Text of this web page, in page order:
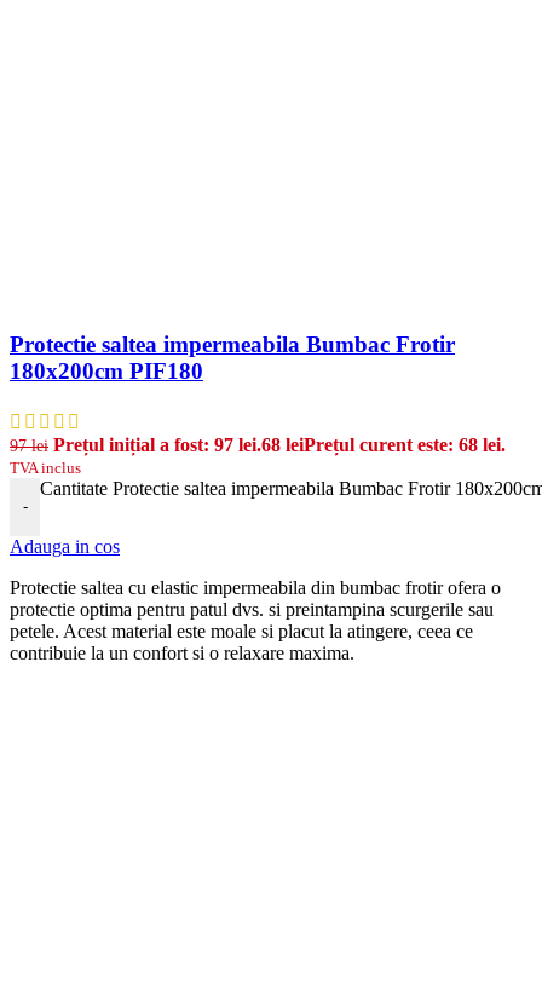
Protectie saltea impermeabila Bumbac Frotir
180x200cm PIF180
97lei Prețul inițial a fost: 97 lei.68 leiPrețul curent este: 68 lei.
TVA inclus
-
Cantitate Protectie saltea impermeabila Bumbac Frotir
Adauga in cos
Protectie saltea cu elastic impermeabila din bumbac frotirofera o
protectie optima pentru patul dvs. si preintampina scurgerile sau
petele. Acest material este moale si placut la atingere, ceea ce
contribuie la un confort si o relaxare maxima.